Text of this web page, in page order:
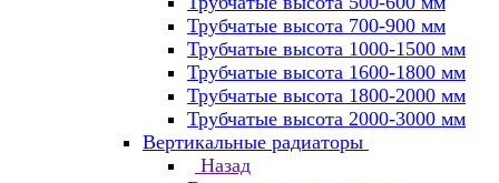
Трубчатые высота 700-900 мм
Трубчатые высота 1000-1500 мм
Трубчатые высота 1600-1800 мм
Трубчатые высота 1800-2000 мм
Трубчатые высота 2000-3000 мм
Вертикальные радиаторы
Назад